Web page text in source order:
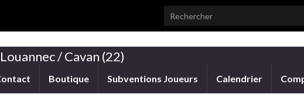
Search for:
/ Cavan (22)
Boutique Subventions Joueurs Calendrier